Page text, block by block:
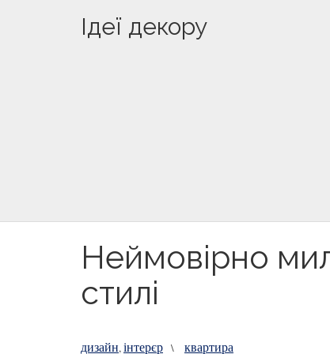
Ідеї декору
Неймовірно
стилі
дизайн,інтерєр \ квартира